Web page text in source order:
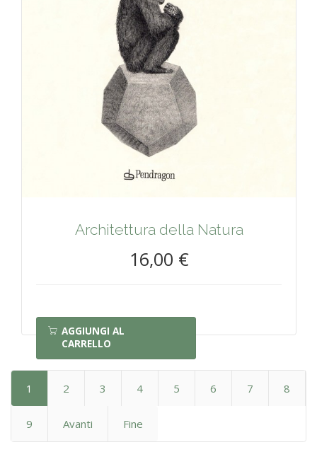
Architettura della Natura
16,00 €
AGGIUNGI AL
CARRELLO
1 2 3 4 5 6 7 8
9 Avanti Fine